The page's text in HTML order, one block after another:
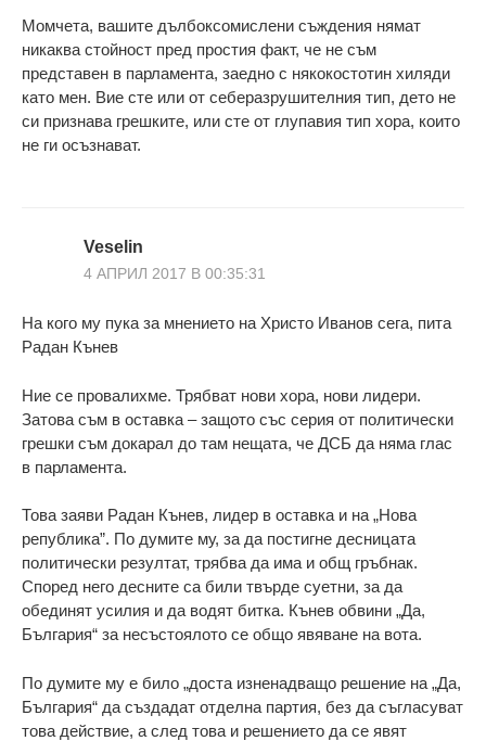
Момчета, вашите дълбоксомислени съждения нямат
никаква стойност пред простия факт, че не съм
представен в парламента, заедно с някокостотин хиляди
като мен. Вие сте или от себеразрушителния тип, дето не
си признава грешките, или сте от глупавия тип хора, които
не ги осъзнават.
Veselin
4 АПРИЛ 2017 В 00:35:31
На кого му пука за мнението на Христо Иванов сега, пита
Радан Кънев
Ние се провалихме. Трябват нови хора, нови лидери.
Затова съм в оставка – защото със серия от политически
грешки съм докарал до там нещата, че ДСБ да няма глас
в парламента.
Това заяви Радан Кънев, лидер в оставка и на „Нова
република”. По думите му, за да постигне десницата
политически резултат, трябва да има и общ гръбнак.
Според него десните са били твърде суетни, за да
обединят усилия и да водят битка. Кънев обвини „Да,
България“ за несъстоялото се общо явяване на вота.
По думите му е било „доста изненадващо решение на „Да,
България“ да създадат отделна партия, без да съгласуват
това действие, а след това и решението да се явят